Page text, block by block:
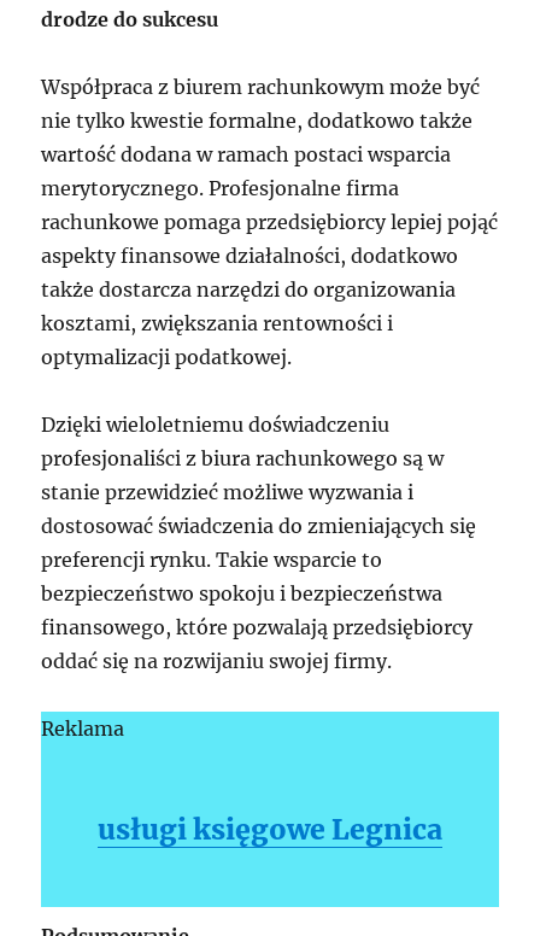
drodze do sukcesu
Współpraca z biurem rachunkowym może być
nie tylko kwestie formalne, dodatkowo także
wartość dodana w ramach postaci wsparcia
merytorycznego. Profesjonalne firma
rachunkowe pomaga przedsiębiorcy lepiej pojąć
aspekty finansowe działalności, dodatkowo
także dostarcza narzędzi do organizowania
kosztami, zwiększania rentowności i
optymalizacji podatkowej.
Dzięki wieloletniemu doświadczeniu
profesjonaliści z biura rachunkowego są w
stanie przewidzieć możliwe wyzwania i
dostosować świadczenia do zmieniających się
preferencji rynku. Takie wsparcie to
bezpieczeństwo spokoju i bezpieczeństwa
finansowego, które pozwalają przedsiębiorcy
oddać się na rozwijaniu swojej firmy.
Reklama
usługi księgowe Legnica